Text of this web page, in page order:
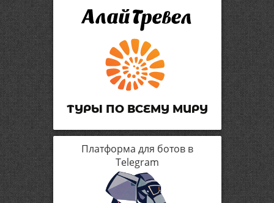
ТУРЫ ПО ВСЕМУ МИРУ
Платформа для ботов в
Telegram